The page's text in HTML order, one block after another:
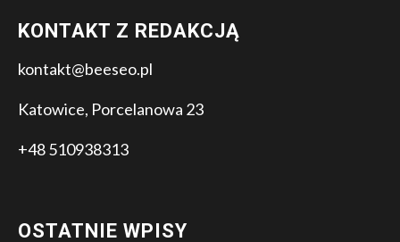
KONTAKT Z REDAKCJĄ
kontakt@beeseo.pl
Katowice, Porcelanowa 23
+48 510938313
OSTATNIE WPISY